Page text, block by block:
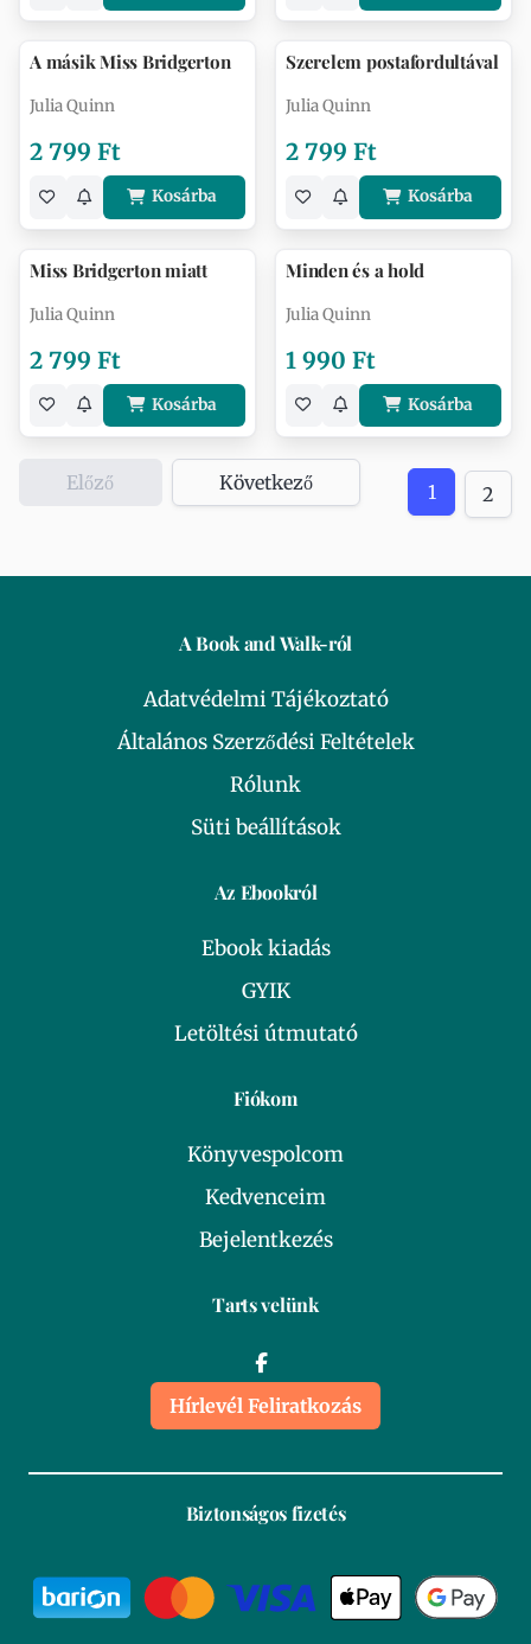
A másik Miss Bridgerton
Julia Quinn
2 799 Ft
Kosárba
Szerelem postafordultával
Julia Quinn
2 799 Ft
Kosárba
Miss Bridgerton miatt
Julia Quinn
2 799 Ft
Kosárba
Minden és a hold
Julia Quinn
1 990 Ft
Kosárba
Előző Következő 1 2
A Book and Walk-ról
Adatvédelmi Tájékoztató
Általános Szerződési Feltételek
Rólunk
Süti beállítások
Az Ebookról
Ebook kiadás
GYIK
Letöltési útmutató
Fiókom
Könyvespolcom
Kedvenceim
Bejelentkezés
Tarts velünk
Hírlevél Feliratkozás
Biztonságos fizetés